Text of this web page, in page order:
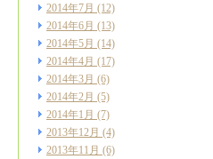
2014年7月 (12)
2014年6月 (13)
2014年5月 (14)
2014年4月 (17)
2014年3月 (6)
2014年2月 (5)
2014年1月 (7)
2013年12月 (4)
2013年11月 (6)